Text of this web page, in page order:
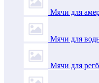
Мячи для
Мячи для
Мячи для